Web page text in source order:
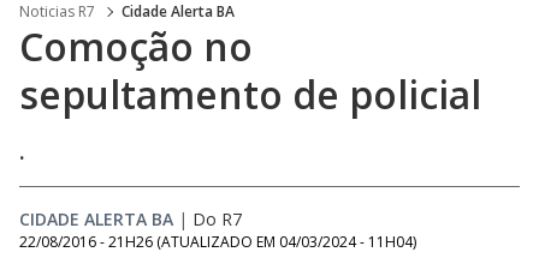
Noticias R7 Cidade Alerta BA
Comoção no
sepultamento de policial
.
CIDADE ALERTA BA | Do R7
22/08/2016 - 21H26 (ATUALIZADO EM 04/03/2024 - 11H04)